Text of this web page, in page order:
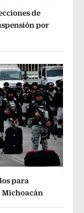
de
por
para
Michoacán